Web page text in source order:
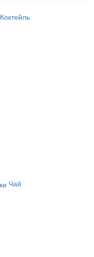
Коктейль
Чай